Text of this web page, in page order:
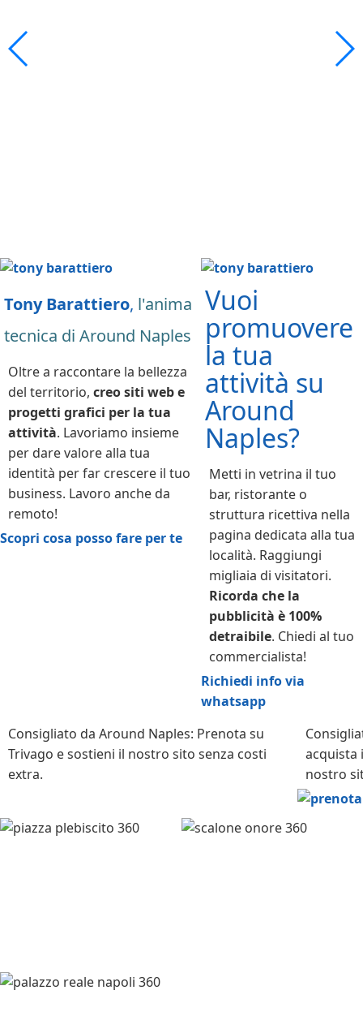
Tony Barattiero, l'anima
tecnica di Around Naples
Oltre a raccontare la bellezza
del territorio, creo siti web e
progetti grafici per la tua
attività. Lavoriamo insieme
per dare valore alla tua
identità per far crescere il tuo
business. Lavoro anche da
remoto!
Scopri cosa posso fare per te
Vuoi
promuovere
la tua
attività su
Around
Naples?
Metti in vetrina il tuo
bar, ristorante o
struttura ricettiva nella
pagina dedicata alla tua
località. Raggiungi
migliaia di visitatori.
Ricorda che la
pubblicità è 100%
detraibile. Chiedi al tuo
commercialista!
Richiedi info via
whatsapp
Consigliato da Around Naples: Prenota su
Trivago e sostieni il nostro sito senza costi
extra.
acquista
nostro